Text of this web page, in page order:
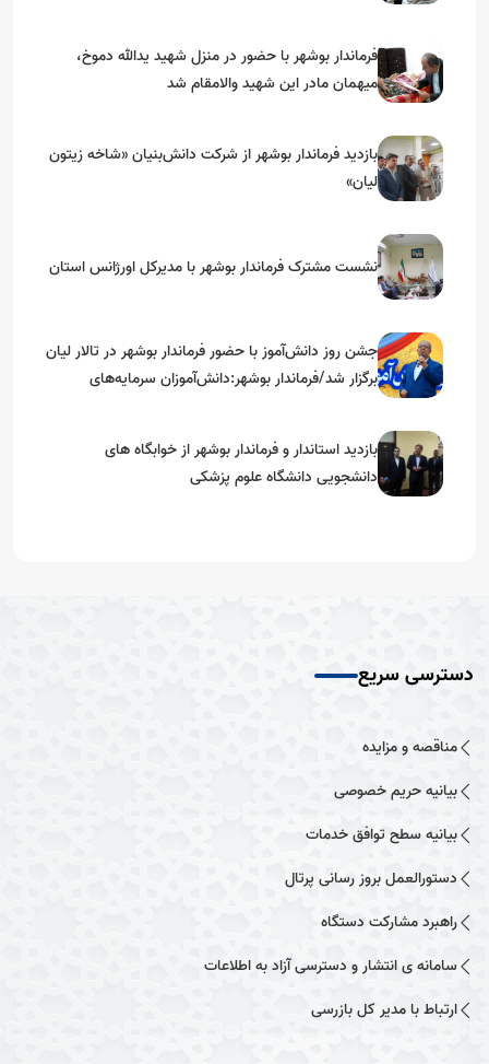
فرماندار بوشهر با حضور در منزل شهید یدالله دموخ،
میهمان مادر این شهید والامقام شد
بازدید فرماندار بوشهر از شرکت دانش‌بنیان «شاخه زیتون
لیان»
نشست مشترک فرماندار بوشهر با مدیرکل اورژانس استان
جشن روز دانش‌آموز با حضور فرماندار بوشهر در تالار لیان
برگزار شد/فرماندار بوشهر:دانش‌آموزان سرمایه‌های
بازدید استاندار و فرماندار بوشهر از خوابگاه های
دانشجویی دانشگاه علوم پزشکی
دسترسی سریع
مناقصه و مزایده
بیانیه حریم خصوصی
بیانیه سطح توافق خدمات
دستورالعمل بروز رسانی پرتال
راهبرد مشارکت دستگاه
سامانه ی انتشار و دسترسی آزاد به اطلاعات
ارتباط با مدیر کل بازرسی